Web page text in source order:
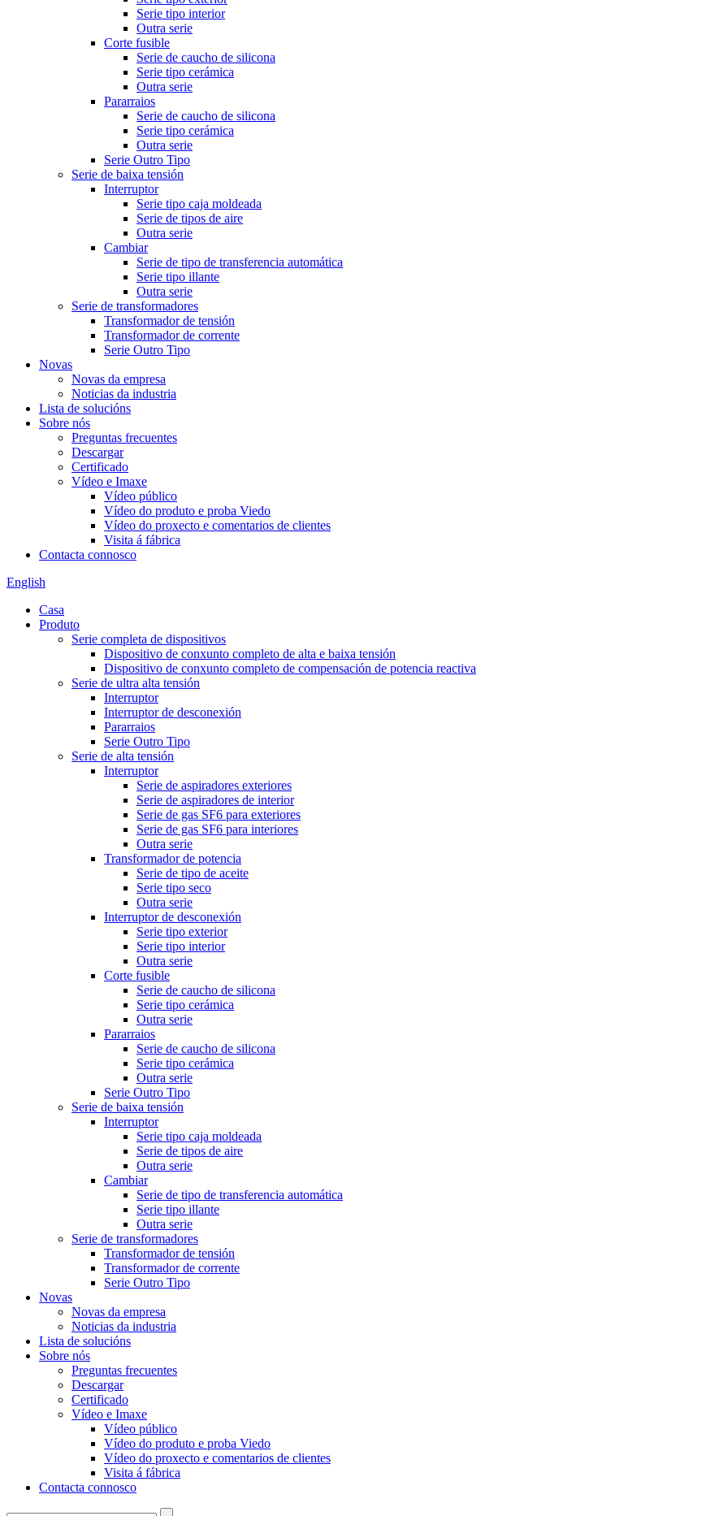
Serie tipo interior
Outra serie
Corte fusible
Serie de caucho de silicona
Serie tipo cerámica
Outra serie
Pararraios
Serie de caucho de silicona
Serie tipo cerámica
Outra serie
Serie Outro Tipo
Serie de baixa tensión
Interruptor
Serie tipo caja moldeada
Serie de tipos de aire
Outra serie
Cambiar
Serie de tipo de transferencia automática
Serie tipo illante
Outra serie
Serie de transformadores
Transformador de tensión
Transformador de corrente
Serie Outro Tipo
Novas
Novas da empresa
Noticias da industria
Lista de solucións
Sobre nós
Preguntas frecuentes
Descargar
Certificado
Vídeo e Imaxe
Vídeo público
Vídeo do produto e proba Viedo
Vídeo do proxecto e comentarios de clientes
Visita á fábrica
Contacta connosco
English
Casa
Produto
Serie completa de dispositivos
Dispositivo de conxunto completo de alta e baixa tensión
Dispositivo de conxunto completo de compensación de potencia reactiva
Serie de ultra alta tensión
Interruptor
Interruptor de desconexión
Pararraios
Serie Outro Tipo
Serie de alta tensión
Interruptor
Serie de aspiradores exteriores
Serie de aspiradores de interior
Serie de gas SF6 para exteriores
Serie de gas SF6 para interiores
Outra serie
Transformador de potencia
Serie de tipo de aceite
Serie tipo seco
Outra serie
Interruptor de desconexión
Serie tipo exterior
Serie tipo interior
Outra serie
Corte fusible
Serie de caucho de silicona
Serie tipo cerámica
Outra serie
Pararraios
Serie de caucho de silicona
Serie tipo cerámica
Outra serie
Serie Outro Tipo
Serie de baixa tensión
Interruptor
Serie tipo caja moldeada
Serie de tipos de aire
Outra serie
Cambiar
Serie de tipo de transferencia automática
Serie tipo illante
Outra serie
Serie de transformadores
Transformador de tensión
Transformador de corrente
Serie Outro Tipo
Novas
Novas da empresa
Noticias da industria
Lista de solucións
Sobre nós
Preguntas frecuentes
Descargar
Certificado
Vídeo e Imaxe
Vídeo público
Vídeo do produto e proba Viedo
Vídeo do proxecto e comentarios de clientes
Visita á fábrica
Contacta connosco